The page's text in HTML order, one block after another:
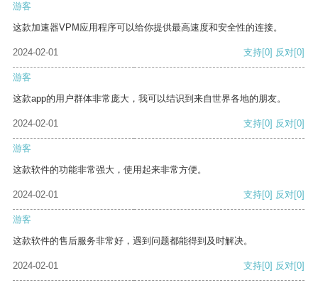
游客
这款加速器VPM应用程序可以给你提供最高速度和安全性的连接。
2024-02-01 支持[0] 反对[0]
游客
这款app的用户群体非常庞大，我可以结识到来自世界各地的朋友。
2024-02-01 支持[0] 反对[0]
游客
这款软件的功能非常强大，使用起来非常方便。
2024-02-01 支持[0] 反对[0]
游客
这款软件的售后服务非常好，遇到问题都能得到及时解决。
2024-02-01 支持[0] 反对[0]